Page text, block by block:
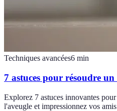
Techniques avancées6 min
7 astuces pour résoudre
Explorez 7 astuces innovantes
l'aveugle et impressionnez vos